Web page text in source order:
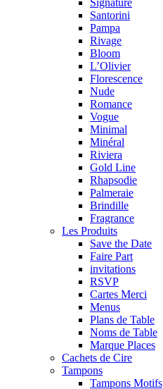
Signature
Santorini
Pampa
Rivage
Bloom
L’Olivier
Florescence
Nude
Romance
Vogue
Minimal
Minéral
Riviera
Gold Line
Rhapsodie
Palmeraie
Brindille
Fragrance
Les Produits
Save the Date
Faire Part
invitations
RSVP
Cartes Merci
Menus
Plans de Table
Noms de Table
Marque Places
Cachets de Cire
Tampons
Tampons Motifs